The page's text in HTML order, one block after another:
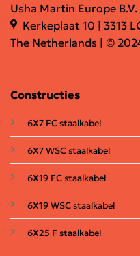
Usha Martin Europe B.V.
Kerkeplaat 10 | 3313
The Netherlands | ©
Constructies
6X7 FC staalkabel
6X7 WSC staalkabel
6X19 FC staalkabel
6X19 WSC staalkabel
6X25 F staalkabel